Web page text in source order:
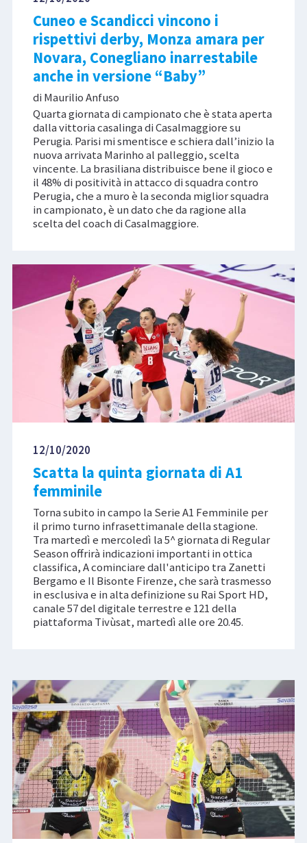
Cuneo e Scandicci vincono i
rispettivi derby, Monza amara per
Novara, Conegliano inarrestabile
anche in versione “Baby”
di Maurilio Anfuso
Quarta giornata di campionato che è stata aperta
dalla vittoria casalinga di Casalmaggiore su
Perugia. Parisi mi smentisce e schiera dall’inizio la
nuova arrivata Marinho al palleggio, scelta
vincente. La brasiliana distribuisce bene il gioco e
il 48% di positività in attacco di squadra contro
Perugia, che a muro è la seconda miglior squadra
in campionato, è un dato che da ragione alla
scelta del coach di Casalmaggiore.
12/10/2020
Scatta la quinta giornata di A1
femminile
Torna subito in campo la Serie A1 Femminile per
il primo turno infrasettimanale della stagione.
Tra martedì e mercoledì la 5^ giornata di Regular
Season offrirà indicazioni importanti in ottica
classifica, A cominciare dall'anticipo tra Zanetti
Bergamo e Il Bisonte Firenze, che sarà trasmesso
in esclusiva e in alta definizione su Rai Sport HD,
canale 57 del digitale terrestre e 121 della
piattaforma Tivùsat, martedì alle ore 20.45.